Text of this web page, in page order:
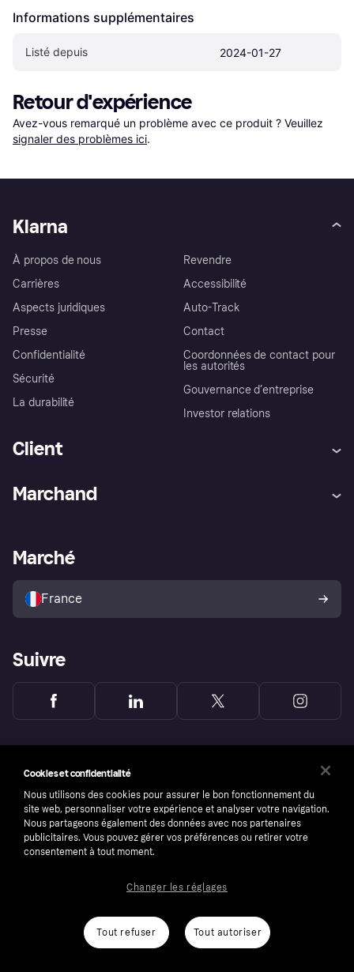
Informations supplémentaires
Listé depuis 2024-01-27
Retour d'expérience
Avez-vous remarqué un problème avec ce produit ? Veuillez
signaler des problèmes ici.
Klarna
À propos de nous
Carrières
Aspects juridiques
Presse
Confidentialité
Sécurité
La durabilité
Revendre
Accessibilité
Auto-Track
Contact
Coordonnées de contact pour
les autorités
Gouvernance d’entreprise
Investor relations
Client
Explorez les magasins
Politique de protection de
l’acheteur Klarna
Marchand
Portail Marchand
Marché
France
Suivre
number: 556737-0431
ConditionsCookiesKlarna.com
Cookies et confidentialité
Nous utilisons des cookies pour assurer le bon fonctionnement du
site web, personnaliser votre expérience et analyser votre navigation.
Nous partageons également des données avec nos partenaires
publicitaires. Vous pouvez gérer vos préférences ou retirer votre
consentement à tout moment.
Tout refuser Tout autoriser
Changer les réglages